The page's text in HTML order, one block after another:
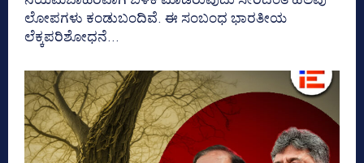
ಲೋಪಗಳು ಕಂಡುಬಂದಿವೆ. ಈ ಸಂಬಂಧ ಭಾರತೀಯ
ಲೆಕ್ಕಪರಿಶೋಧನೆ...